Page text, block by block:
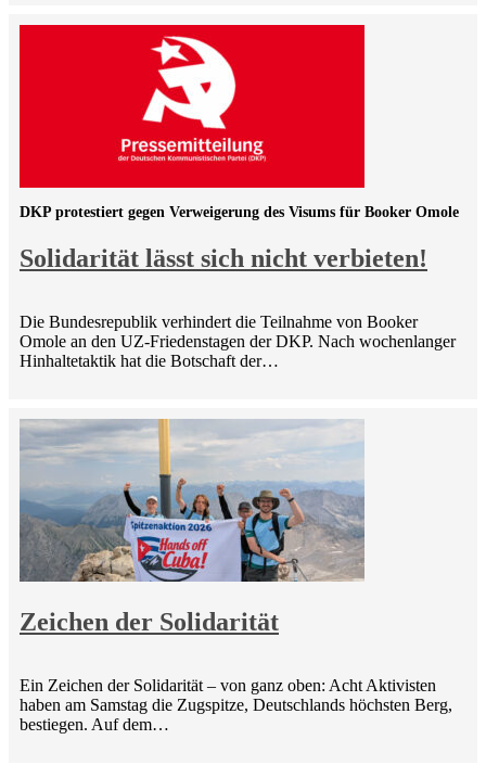
Solidarität lässt sich nicht verbieten!
DKP protestiert gegen Verweigerung des Visums für Booker Omole
Die Bundesrepublik verhindert die Teilnahme von Booker
Omole an den UZ-Friedenstagen der DKP. Nach wochenlanger
Hinhaltetaktik hat die Botschaft der…
Zeichen der Solidarität
Ein Zeichen der Solidarität – von ganz oben: Acht Aktivisten
haben am Samstag die Zugspitze, Deutschlands höchsten Berg,
bestiegen. Auf dem…